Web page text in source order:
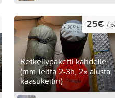
Retkeilypaketti kahdelle
(mm.Teltta 2-3h, 2x alusta,
kaasukeitin)
25€ /